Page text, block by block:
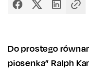
Do prostego
piosenka” Ralph